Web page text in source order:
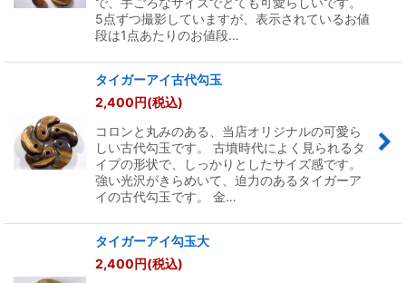
5点ずつ撮影していますが、表示されているお値
段は1点あたりのお値段…
タイガーアイ古代勾玉
2,400円(税込)
コロンと丸みのある、当店オリジナルの可愛ら
しい古代勾玉です。 古墳時代によく見られるタ
イプの形状で、しっかりとしたサイズ感です。
強い光沢がきらめいて、迫力のあるタイガーア
イの古代勾玉です。 金…
タイガーアイ勾玉大
2,400円(税込)